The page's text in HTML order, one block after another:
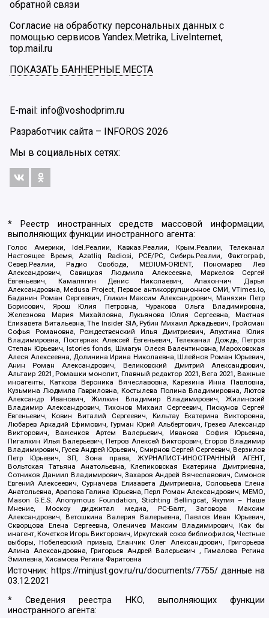
обратной связи
Согласие на обработку персональных данных с
помощью сервисов Yandex.Metrika, LiveInternet,
top.mail.ru
ПОКАЗАТЬ БАННЕРНЫЕ МЕСТА
E-mail: info@voshodprim.ru
Разработчик сайта – INFOROS 2026
Мы в социальных сетях:
* Реестр иностранных средств массовой информации,
выполняющих функции иностранного агента:
Голос Америки, Idel.Реалии, Кавказ.Реалии, Крым.Реалии, Телеканал
Настоящее Время, Azatliq Radiosi, PCE/PC, Сибирь.Реалии, Фактограф,
Север.Реалии, Радио Свобода, MEDIUM-ORIENT, Пономарев Лев
Александрович, Савицкая Людмила Алексеевна, Маркелов Сергей
Евгеньевич, Камалягин Денис Николаевич, Апахончич Дарья
Александровна, Medusa Project, Первое антикоррупционное СМИ, VTimes.io,
Баданин Роман Сергеевич, Гликин Максим Александрович, Маняхин Петр
Борисович, Ярош Юлия Петровна, Чуракова Ольга Владимировна,
Железнова Мария Михайловна, Лукьянова Юлия Сергеевна, Маетная
Елизавета Витальевна, The Insider SIA, Рубин Михаил Аркадьевич, Гройсман
Софья Романовна, Рождественский Илья Дмитриевич, Апухтина Юлия
Владимировна, Постернак Алексей Евгеньевич, Телеканал Дождь, Петров
Степан Юрьевич, Istories fonds, Шмагун Олеся Валентиновна, Мароховская
Алеся Алексеевна, Долинина Ирина Николаевна, Шлейнов Роман Юрьевич,
Анин Роман Александрович, Великовский Дмитрий Александрович,
Альтаир 2021, Ромашки монолит, Главный редактор 2021, Вега 2021, Важные
иноагенты, Каткова Вероника Вячеславовна, Карезина Инна Павловна,
Кузьмина Людмила Гавриловна, Костылева Полина Владимировна, Лютов
Александр Иванович, Жилкин Владимир Владимирович, Жилинский
Владимир Александрович, Тихонов Михаил Сергеевич, Пискунов Сергей
Евгеньевич, Ковин Виталий Сергеевич, Кильтау Екатерина Викторовна,
Любарев Аркадий Ефимович, Гурман Юрий Альбертович, Грезев Александр
Викторович, Важенков Артем Валерьевич, Иванова София Юрьевна,
Пигалкин Илья Валерьевич, Петров Алексей Викторович, Егоров Владимир
Владимирович, Гусев Андрей Юрьевич, Смирнов Сергей Сергеевич, Верзилов
Петр Юрьевич, ЗП, Зона права, ЖУРНАЛИСТ-ИНОСТРАННЫЙ АГЕНТ,
Вольтская Татьяна Анатольевна, Клепиковская Екатерина Дмитриевна,
Сотников Даниил Владимирович, Захаров Андрей Вячеславович, Симонов
Евгений Алексеевич, Сурначева Елизавета Дмитриевна, Соловьева Елена
Анатольевна, Арапова Галина Юрьевна, Перл Роман Александрович, МЕМО,
Mason G.E.S. Anonymous Foundation, Stichting Bellingcat, Якутия – Наше
Мнение, Москоу диджитал медиа, РС-Балт, Заговора Максим
Александрович, Ветошкина Валерия Валерьевна, Павлов Иван Юрьевич,
Скворцова Елена Сергеевна, Оленичев Максим Владимирович, Как бы
инагент, Кочетков Игорь Викторович, Иркутский союз библиофилов, Честные
выборы, Нобелевский призыв, Еланчик Олег Александрович, Григорьева
Алина Александровна, Григорьев Андрей Валерьевич , Гималова Регина
Эмилевна, Хисамова Регина Фаритовна
Источник: https://minjust.gov.ru/ru/documents/7755/ данные на
03.12.2021
* Сведения реестра НКО, выполняющих функции
иностранного агента: